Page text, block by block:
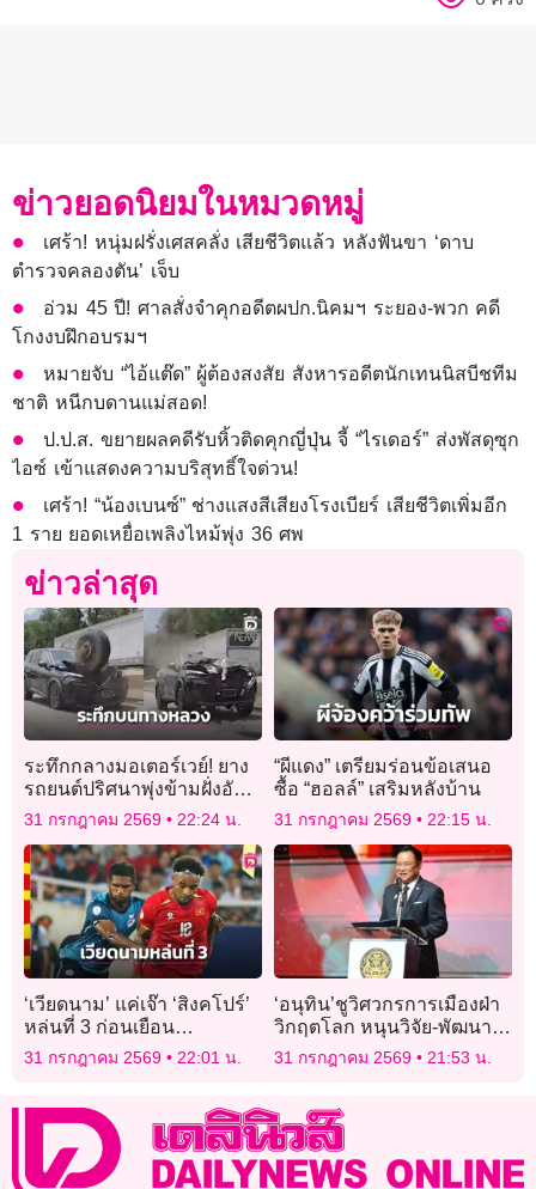
ข่าวยอดนิยมในหมวดหมู่
เศร้า! หนุ่มฝรั่งเศสคลั่ง เสียชีวิตแล้ว หลังฟันขา ‘ดาบ
ตำรวจคลองตัน’ เจ็บ
อ่วม 45 ปี! ศาลสั่งจำคุกอดีตผปก.นิคมฯ ระยอง-พวก คดี
โกงงบฝึกอบรมฯ
หมายจับ “ไอ้แต๊ด” ผู้ต้องสงสัย สังหารอดีตนักเทนนิสบีชทีม
ชาติ หนีกบดานแม่สอด!
ป.ป.ส. ขยายผลคดีรับหิ้วติดคุกญี่ปุ่น จี้ “ไรเดอร์” ส่งพัสดุซุก
ไอซ์ เข้าแสดงความบริสุทธิ์ใจด่วน!
เศร้า! “น้องเบนซ์” ช่างแสงสีเสียงโรงเบียร์ เสียชีวิตเพิ่มอีก
1 ราย ยอดเหยื่อเพลิงไหม้พุ่ง 36 ศพ
ข่าวล่าสุด
ระทึกกลางมอเตอร์เวย์! ยาง
รถยนต์ปริศนาพุ่งข้ามฝั่งอัด
กระจกหน้ารถเอสยูวีพังยับ
31 กรกฎาคม 2569 22:24 น.
“ผีแดง” เตรียมร่อนข้อเสนอ
ซื้อ “ฮอลล์” เสริมหลังบ้าน
31 กรกฎาคม 2569 22:15 น.
‘เวียดนาม’ แค่เจ๊า ‘สิงคโปร์’
หล่นที่ 3 ก่อนเยือน
‘อินโดนีเซีย’
31 กรกฎาคม 2569 22:01 น.
‘อนุทิน’ชูวิศวกรการเมืองฝ่า
วิกฤตโลก หนุนวิจัย-พัฒนา
วางกรอบรับเทรนด์เอไอ
31 กรกฎาคม 2569 21:53 น.